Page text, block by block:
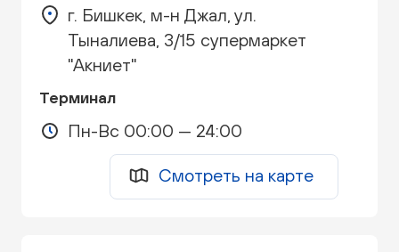
г. Бишкек, м-н Джал, ул.
Тыналиева, 3/15 супермаркет
"Акниет"
Терминал
Пн-Вс 00:00 — 24:00
Смотреть на карте